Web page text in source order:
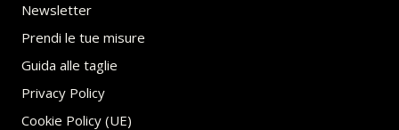
Newsletter
Prendi le tue misure
Guida alle taglie
Privacy Policy
Cookie Policy (UE)